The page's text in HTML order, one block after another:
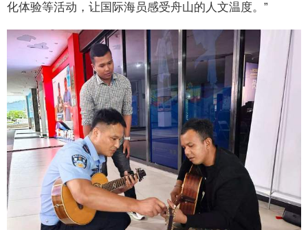
化体验等活动，让国际海员感受舟山的人文温度。”